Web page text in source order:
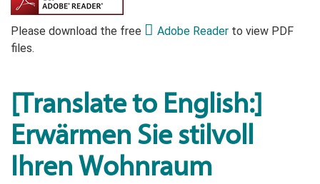
Please download the free Adobe Reader to view PDF
files.
[Translate to English:]
Erwärmen Sie stilvoll
Ihren Wohnraum